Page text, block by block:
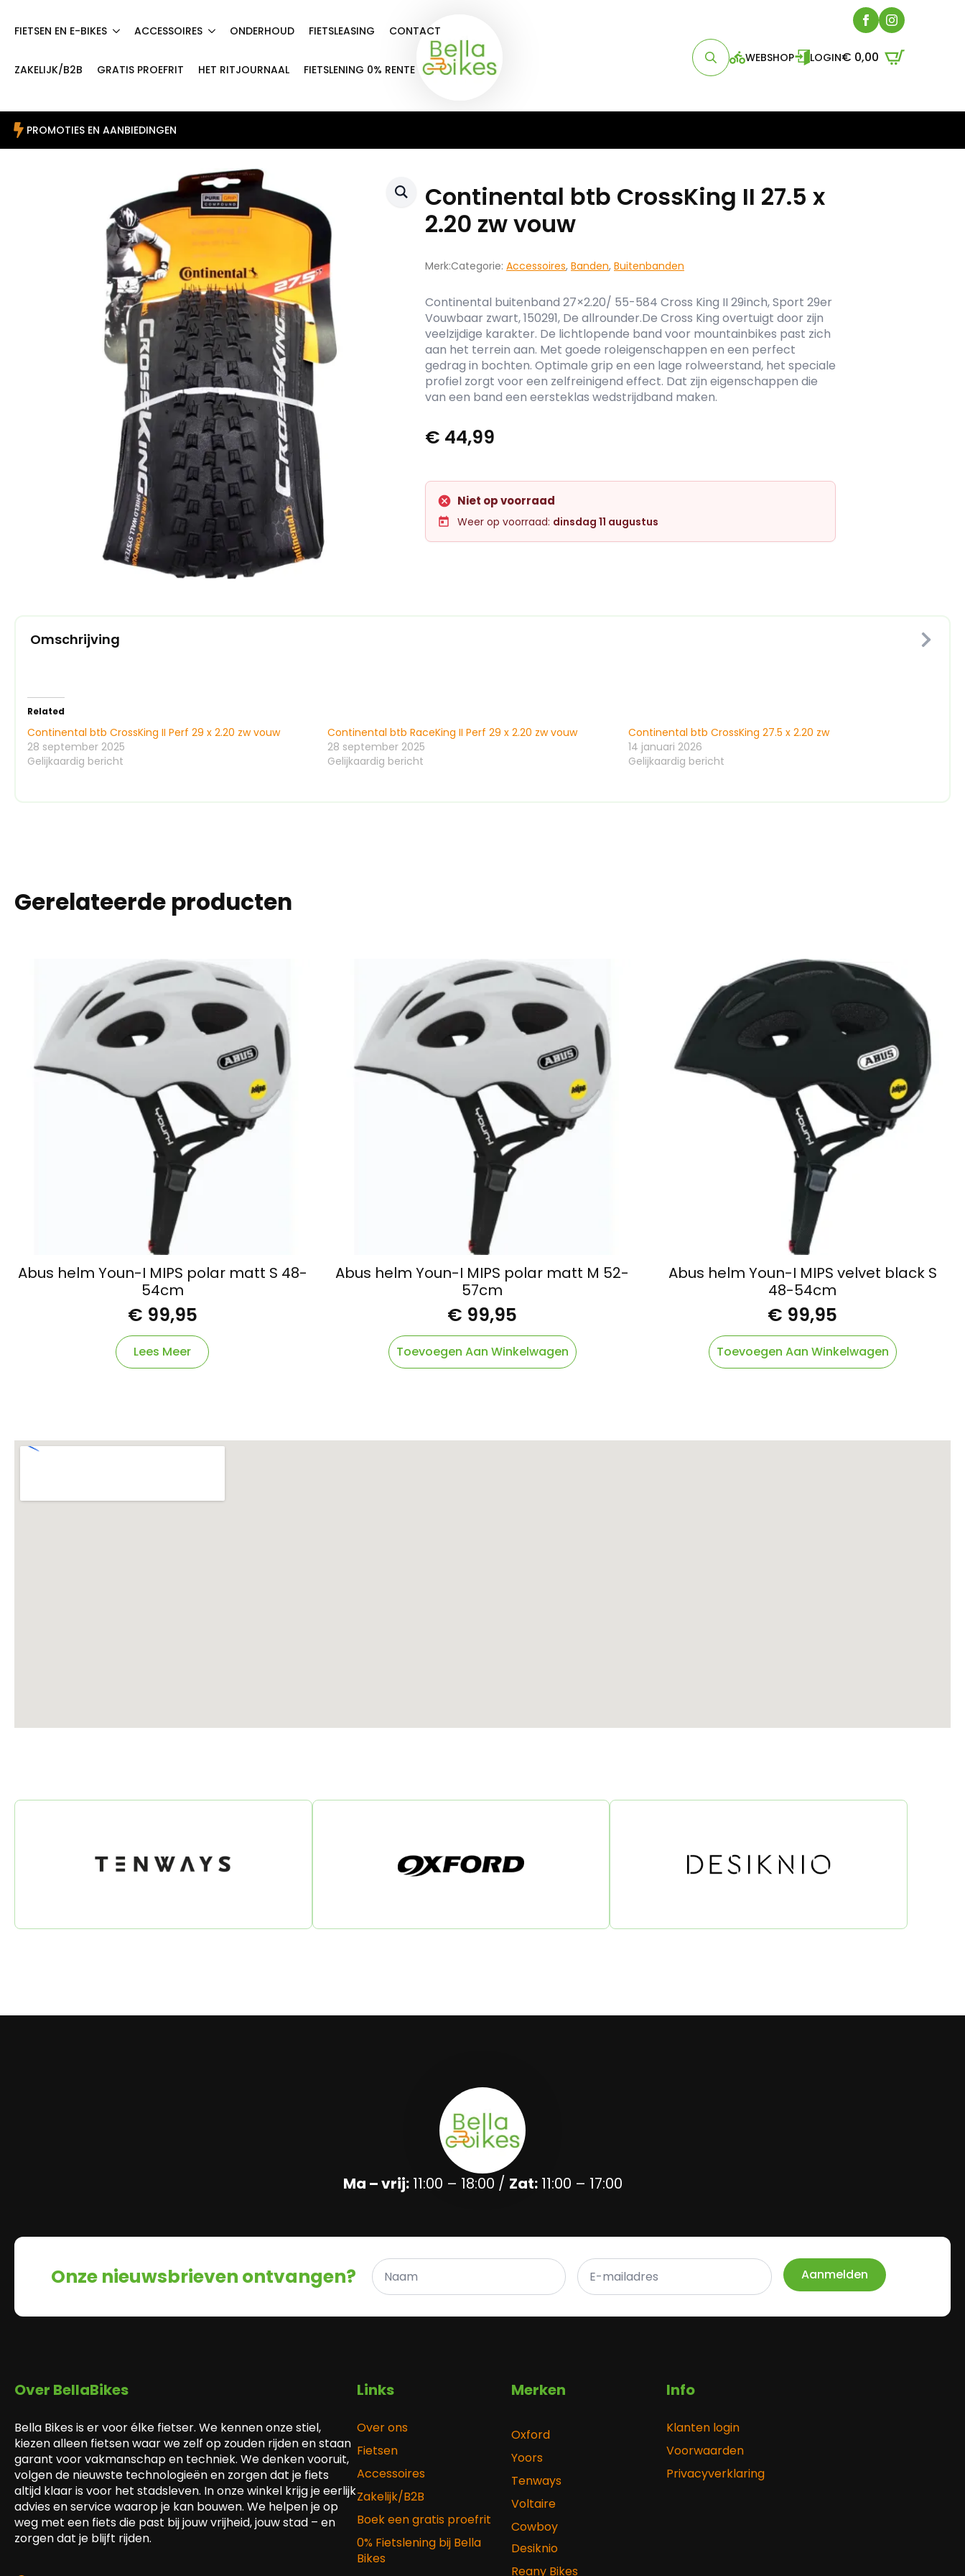
FIETSEN EN E-BIKES ACCESSOIRES ONDERHOUD FIETSLEASING CONTACT
ZAKELIJK/B2B GRATIS PROEFRIT HET RITJOURNAAL FIETSLENING 0% RENTE
WEBSHOP LOGIN€ 0,00
PROMOTIES EN AANBIEDINGEN
Continental btb CrossKing II 27.5 x
2.20 zw vouw
Merk:Categorie: Accessoires, Banden, Buitenbanden
Continental buitenband 27×2.20/ 55-584 Cross King II 29inch, Sport 29er
Vouwbaar zwart, 150291, De allrounder.De Cross King overtuigt door zijn
veelzijdige karakter. De lichtlopende band voor mountainbikes past zich
aan het terrein aan. Met goede roleigenschappen en een perfect
gedrag in bochten. Optimale grip en een lage rolweerstand, het speciale
profiel zorgt voor een zelfreinigend effect. Dat zijn eigenschappen die
van een band een eersteklas wedstrijdband maken.
€ 44,99
Niet op voorraad
Weer op voorraad: dinsdag 11 augustus
Omschrijving
Related
Continental btb CrossKing II Perf 29 x 2.20 zw vouw
28 september 2025
Gelijkaardig bericht
Continental btb RaceKing II Perf 29 x 2.20 zw vouw
28 september 2025
Gelijkaardig bericht
Continental btb CrossKing 27.5 x 2.20 zw
14 januari 2026
Gelijkaardig bericht
Gerelateerde producten
Abus helm Youn-I MIPS polar matt S 48-
54cm
€ 99,95
Lees Meer
Abus helm Youn-I MIPS polar matt M 52-
57cm
€ 99,95
Toevoegen Aan Winkelwagen
Abus helm Youn-I MIPS velvet black S
48-54cm
€ 99,95
Toevoegen Aan Winkelwagen
Ma – vrij:11:00 – 18:00 / Zat:11:00 – 17:00
Onze nieuwsbrieven ontvangen?
Naam
*
E-
mailadres
*
Aanmelden
Over BellaBikes
Bella Bikes is er voor élke fietser. We kennen onze stiel,
kiezen alleen fietsen waar we zelf op zouden rijden en staan
garant voor vakmanschap en techniek. We denken vooruit,
volgen de nieuwste technologieën en zorgen dat je fiets
altijd klaar is voor het stadsleven. In onze winkel krijg je eerlijk
advies en service waarop je kan bouwen. We helpen je op
weg met een fiets die past bij jouw vrijheid, jouw stad – en
zorgen dat je blijft rijden.
Links
Over ons
Fietsen
Accessoires
Zakelijk/B2B
Boek een gratis proefrit
0% Fietslening bij Bella
Bikes
Merken
Oxford
Yoors
Tenways
Voltaire
Cowboy
Desiknio
Reany Bikes
Info
Klanten login
Voorwaarden
Privacyverklaring